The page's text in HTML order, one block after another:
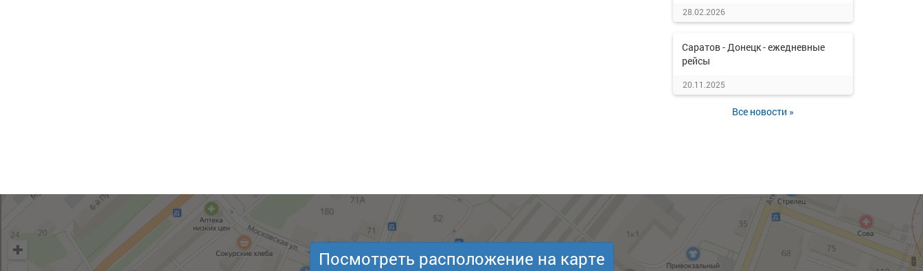
28.02.2026
Саратов - Донецк - ежедневные
рейсы
20.11.2025
Все новости »
Посмотреть расположение на карте